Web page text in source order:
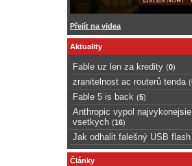
Přejít na videa
Aktuality
Fable uz len za kredity (0)
zranitelnost ac routerů tenda (
Fable 5 is back (5)
Anthropic vypol
vsetkych (16)
Jak odhalit falešný USB
Články